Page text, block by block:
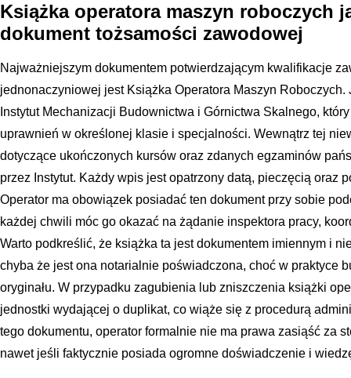
Książka operatora maszyn roboczych
dokument tożsamości zawodowej
Najważniejszym dokumentem potwierdzającym kwalifikacje
jednonaczyniowej jest Książka Operatora Maszyn
Instytut Mechanizacji Budownictwa i Górnictwa Skalnego,
uprawnień w określonej klasie i specjalności. Wewnątrz tej
dotyczące ukończonych kursów oraz zdanych egzaminów
przez Instytut. Każdy wpis jest opatrzony datą, pieczęcią oraz
Operator ma obowiązek posiadać ten dokument przy sobie
każdej chwili móc go okazać na żądanie inspektora pracy,
Warto podkreślić, że książka ta jest dokumentem imiennym i
chyba że jest ona notarialnie poświadczona, choć w praktyce
oryginału. W przypadku zagubienia lub zniszczenia książki
jednostki wydającej o duplikat, co wiąże się z procedurą
tego dokumentu, operator formalnie nie ma prawa zasiąść za
nawet jeśli faktycznie posiada ogromne doświadczenie i